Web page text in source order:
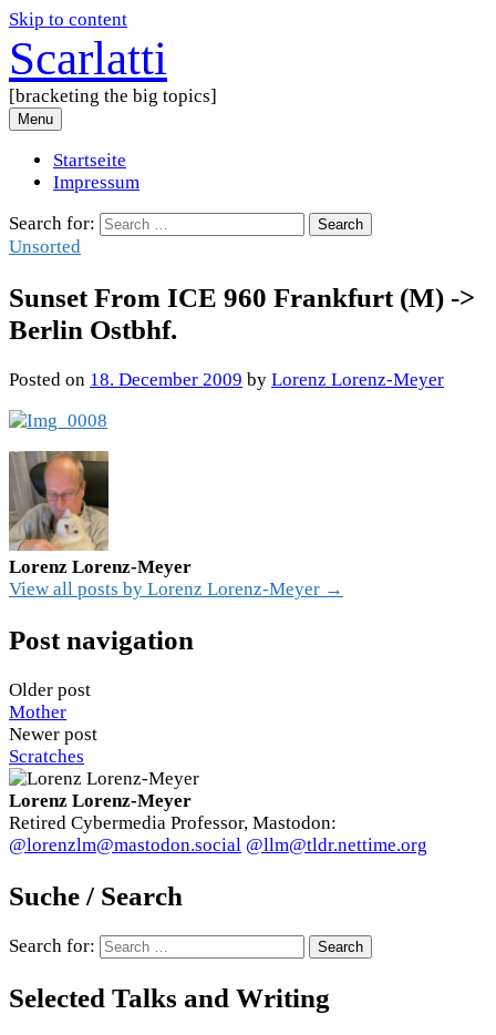
Skip to content
Scarlatti
[bracketing the big topics]
Menu
Startseite
Impressum
Search for:
Unsorted
Sunset From ICE 960 Frankfurt (M) ->
Berlin Ostbhf.
Posted on 18. December 2009 by Lorenz Lorenz-Meyer
Lorenz Lorenz-Meyer
View all posts by Lorenz Lorenz-Meyer →
Post navigation
Older post
Mother
Newer post
Scratches
Lorenz Lorenz-Meyer
Retired Cybermedia Professor, Mastodon:
@lorenzlm@mastodon.social @llm@tldr.nettime.org
Suche / Search
Search for:
Selected Talks and Writing